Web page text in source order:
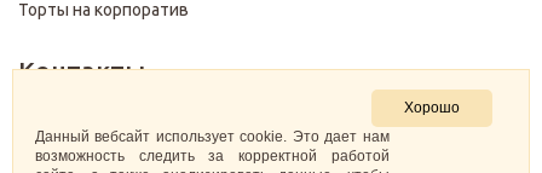
Торты на корпоратив
Контакты
+7 (499) 322-28-29
Хорошо
Данный вебсайт использует cookie. Это дает нам
возможность следить за корректной работой